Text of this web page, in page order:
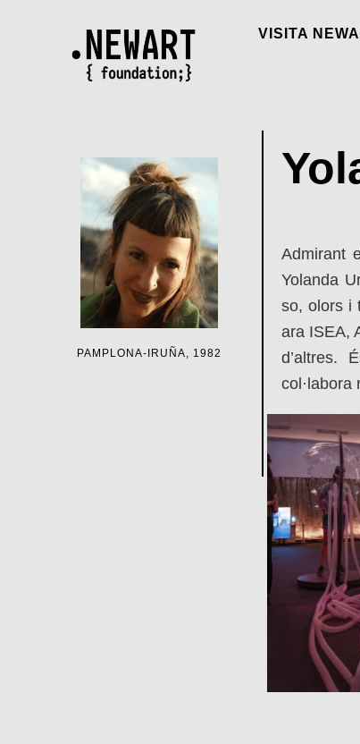
VISITA
PAMPLONA-IRUÑA, 1982
Admirant
Yolanda
so, olors i
ara ISEA,
d’altres.
col·labora